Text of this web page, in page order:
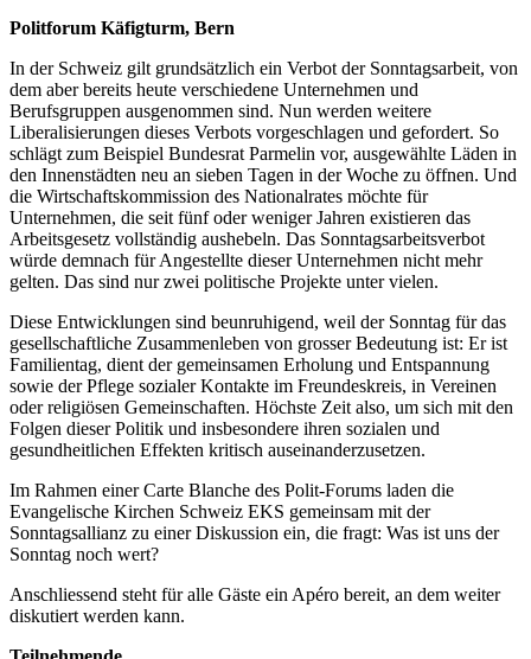
Politforum Käfigturm, Bern
In der Schweiz gilt grundsätzlich ein Verbot der Sonntagsarbeit, von
dem aber bereits heute verschiedene Unternehmen und
Berufsgruppen ausgenommen sind. Nun werden weitere
Liberalisierungen dieses Verbots vorgeschlagen und gefordert. So
schlägt zum Beispiel Bundesrat Parmelin vor, ausgewählte Läden in
den Innenstädten neu an sieben Tagen in der Woche zu öffnen. Und
die Wirtschaftskommission des Nationalrates möchte für
Unternehmen, die seit fünf oder weniger Jahren existieren das
Arbeitsgesetz vollständig aushebeln. Das Sonntagsarbeitsverbot
würde demnach für Angestellte dieser Unternehmen nicht mehr
gelten. Das sind nur zwei politische Projekte unter vielen.
Diese Entwicklungen sind beunruhigend, weil der Sonntag für das
gesellschaftliche Zusammenleben von grosser Bedeutung ist: Er ist
Familientag, dient der gemeinsamen Erholung und Entspannung
sowie der Pflege sozialer Kontakte im Freundeskreis, in Vereinen
oder religiösen Gemeinschaften. Höchste Zeit also, um sich mit den
Folgen dieser Politik und insbesondere ihren sozialen und
gesundheitlichen Effekten kritisch auseinanderzusetzen.
Im Rahmen einer Carte Blanche des Polit-Forums laden die
Evangelische Kirchen Schweiz EKS gemeinsam mit der
Sonntagsallianz zu einer Diskussion ein, die fragt: Was ist uns der
Sonntag noch wert?
Anschliessend steht für alle Gäste ein Apéro bereit, an dem weiter
diskutiert werden kann.